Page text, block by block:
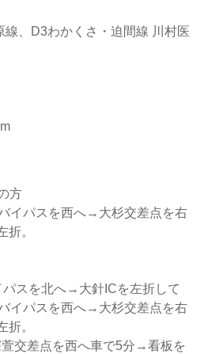
線、D3わかくさ・迫間線 川村医
方
イパスを西へ→大杉交差点を右
。
パスを北へ→大針ICを左折して
イパスを西へ→大杉交差点を右
。
萱交差点を西へ車で5分→看板を